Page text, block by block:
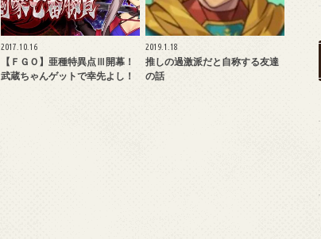
2017.10.16
【ＦＧＯ】亜種特異点Ⅲ開幕！
武蔵ちゃんゲットで幸先よし！
2019.1.18
推しの過激派だと自称する友達
の話